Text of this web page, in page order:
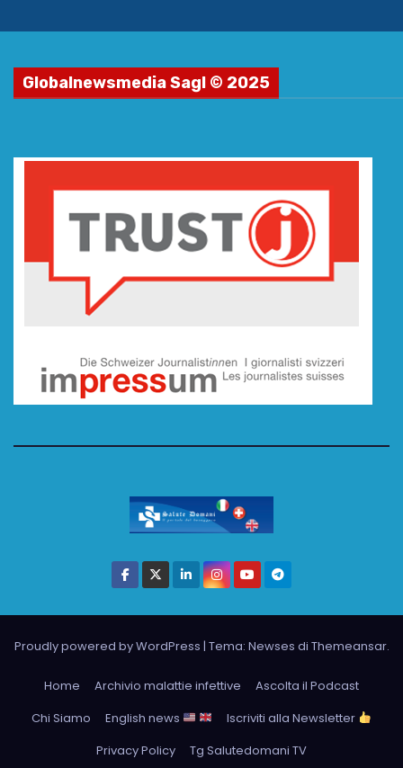
Globalnewsmedia Sagl © 2025
Proudly powered by WordPress | Tema: Newses di Themeansar.
Home Archivio malattie infettive
Ascolta il Podcast
Chi Siamo
English news
Iscriviti alla Newsletter
Privacy Policy
Tg Salutedomani TV